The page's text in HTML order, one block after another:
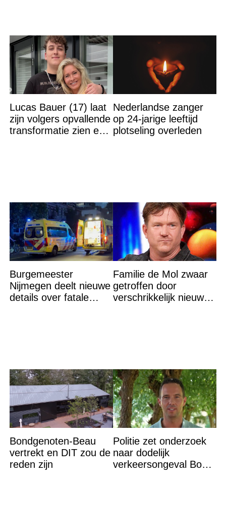
Lucas Bauer (17) laat
zijn volgers opvallende
transformatie zien en
Nederlandse zanger
op 24-jarige leeftijd
plotseling overleden
Burgemeester
Nijmegen deelt nieuwe
details over fatale
Familie de Mol zwaar
getroffen door
verschrikkelijk nieuws:
Bondgenoten-Beau
vertrekt en DIT zou de
reden zijn
Politie zet onderzoek
naar dodelijk
verkeersongeval Boer